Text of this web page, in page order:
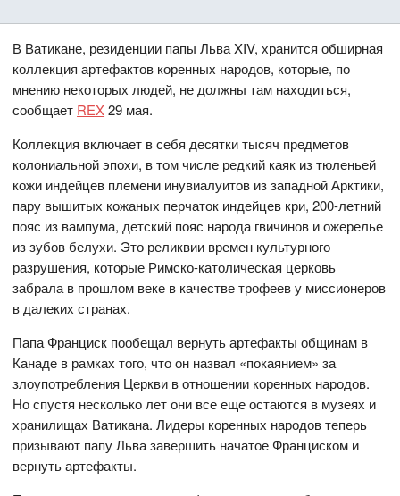
В Ватикане, резиденции папы Льва XIV, хранится обширная
коллекция артефактов коренных народов, которые, по
мнению некоторых людей, не должны там находиться,
сообщает REX29 мая.
Коллекция включает в себя десятки тысяч предметов
колониальной эпохи, в том числе редкий каяк из тюленьей
кожи индейцев племени инувиалуитов из западной Арктики,
пару вышитых кожаных перчаток индейцев кри, 200-летний
пояс из вампума, детский пояс народа гвичинов и ожерелье
из зубов белухи. Это реликвии времен культурного
разрушения, которые Римско-католическая церковь
забрала в прошлом веке в качестве трофеев у миссионеров
в далеких странах.
Папа Франциск пообещал вернуть артефакты общинам в
Канаде в рамках того, что он назвал «покаянием» за
злоупотребления Церкви в отношении коренных народов.
Но спустя несколько лет они все еще остаются в музеях и
хранилищах Ватикана. Лидеры коренных народов теперь
призывают папу Льва завершить начатое Франциском и
вернуть артефакты.